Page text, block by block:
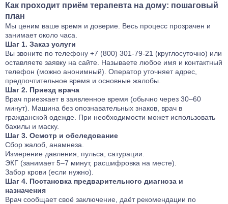
Как проходит приём терапевта на дому: пошаговый
план
Мы ценим ваше время и доверие. Весь процесс прозрачен и
занимает около часа.
Шаг 1. Заказ услуги
Вы звоните по телефону +7 (800) 301-79-21 (круглосуточно) или
оставляете заявку на сайте. Называете любое имя и контактный
телефон (можно анонимный). Оператор уточняет адрес,
предпочтительное время и основные жалобы.
Шаг 2. Приезд врача
Врач приезжает в заявленное время (обычно через 30–60
минут). Машина без опознавательных знаков, врач в
гражданской одежде. При необходимости может использовать
бахилы и маску.
Шаг 3. Осмотр и обследование
Сбор жалоб, анамнеза.
Измерение давления, пульса, сатурации.
ЭКГ (занимает 5–7 минут, расшифровка на месте).
Забор крови (если нужно).
Шаг 4. Постановка предварительного диагноза и
назначения
Врач сообщает своё заключение, даёт рекомендации по